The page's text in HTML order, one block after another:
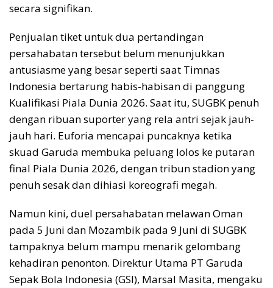
secara signifikan.
Penjualan tiket untuk dua pertandingan
persahabatan tersebut belum menunjukkan
antusiasme yang besar seperti saat Timnas
Indonesia bertarung habis-habisan di panggung
Kualifikasi Piala Dunia 2026. Saat itu, SUGBK penuh
dengan ribuan suporter yang rela antri sejak jauh-
jauh hari. Euforia mencapai puncaknya ketika
skuad Garuda membuka peluang lolos ke putaran
final Piala Dunia 2026, dengan tribun stadion yang
penuh sesak dan dihiasi koreografi megah.
Namun kini, duel persahabatan melawan Oman
pada 5 Juni dan Mozambik pada 9 Juni di SUGBK
tampaknya belum mampu menarik gelombang
kehadiran penonton. Direktur Utama PT Garuda
Sepak Bola Indonesia (GSI), Marsal Masita, mengaku